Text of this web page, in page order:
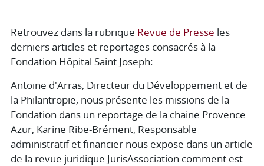
Retrouvez dans la rubrique Revue de Presse les
derniers articles et reportages consacrés à la
Fondation Hôpital Saint Joseph:
Antoine d'Arras, Directeur du Développement et de
la Philantropie, nous présente les missions de la
Fondation dans un reportage de la chaine Provence
Azur, Karine Ribe-Brément, Responsable
administratif et financier nous expose dans un article
de la revue juridique JurisAssociation comment est